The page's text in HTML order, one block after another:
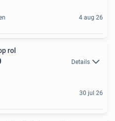
4 aug 26
rol
Details
30 jul 26